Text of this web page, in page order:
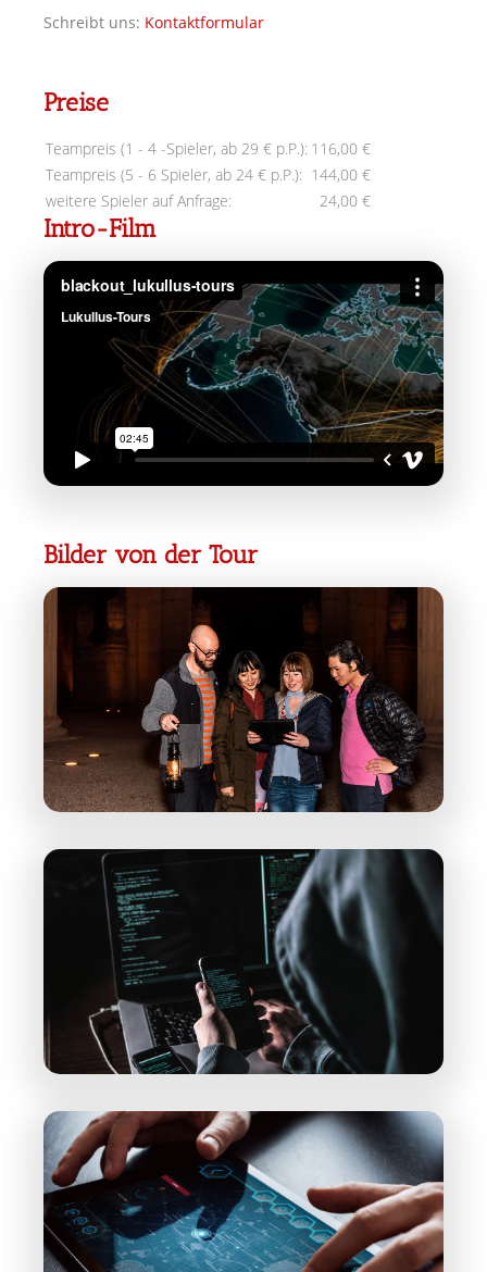
Schreibt uns: Kontaktformular
Preise
Teampreis (1 - 4 -Spieler, ab 29 € p.P.): 116,00 €
Teampreis (5 - 6 Spieler, ab 24 € p.P.): 144,00 €
weitere Spieler auf Anfrage:
24,00 €
Intro-Film
Bilder von der Tour